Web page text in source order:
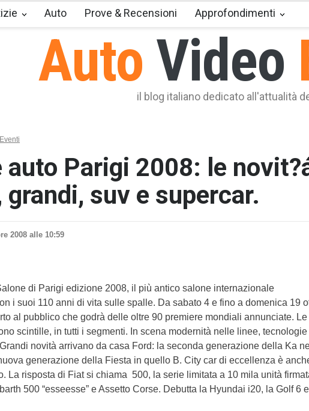
Auto Video
il blog italiano dedicato all'attualità
Auto Prove & Recensioni Approfondimenti
Eventi
auto Parigi 2008: le
grandi, suv e supercar.
2008 alle 10:59
di Parigi edizione 2008, il più antico salone internazionale
i suoi 110 anni di vita sulle spalle. Da sabato 4 e fino a domenica 19
al pubblico che godrà delle oltre 90 premiere mondiali annunciate.
scintille, in tutti i segmenti. In scena modernità nelle linee,
Grandi novità arrivano da casa Ford: la seconda generazione della Ka
generazione della Fiesta in quello B. City car di eccellenza è
La risposta di Fiat si chiama 500, la serie limitata a 10 mila unità
500 “esseesse” e Assetto Corse. Debutta la Hyundai i20, la Golf 6